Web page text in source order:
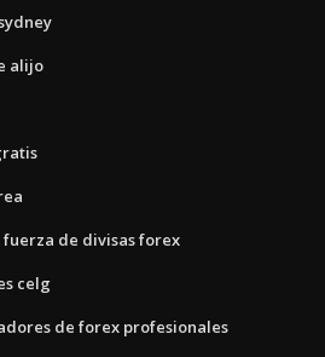
alijo
de divisas forex
celg
de forex profesionales